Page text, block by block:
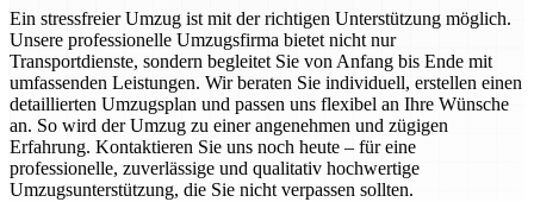
Ein stressfreier Umzug ist mit der richtigen Unterstützung möglich.
Unsere professionelle Umzugsfirma bietet nicht nur
Transportdienste, sondern begleitet Sie von Anfang bis Ende mit
umfassenden Leistungen. Wir beraten Sie individuell, erstellen einen
detaillierten Umzugsplan und passen uns flexibel an Ihre Wünsche
an. So wird der Umzug zu einer angenehmen und zügigen
Erfahrung. Kontaktieren Sie uns noch heute – für eine
professionelle, zuverlässige und qualitativ hochwertige
Umzugsunterstützung, die Sie nicht verpassen sollten.